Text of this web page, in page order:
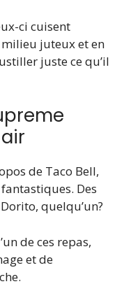
ci cuisent
juteux et en
juste ce qu’il
de Taco Bell,
Des
quelqu’un?
de ces repas,
et de